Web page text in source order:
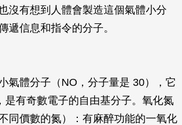
沒有想到人體會製造這個氣體小分
遞信息和指令的分子。
氣體分子（NO，分子量是 30），它
是有奇數電子的自由基分子。氧化氮
同價數的氮）：有麻醉功能的一氧化